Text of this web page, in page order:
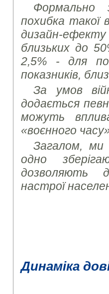
Формально
похибка такої
дизайн-ефекту
близьких до
2,5% - для
показників,
За умов
додається
можуть
«воєнного
Загалом, ми
одно
дозволяють
настрої
Динаміка